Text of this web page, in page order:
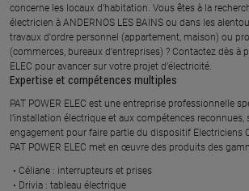
concerne les locaux d’habitation. Vous êtes à la
électricien à ANDERNOS LES BAINS ou dans les
travaux d'ordre personnel (appartement, maison) ou
(commerces, bureaux d'entreprises) ? Contactez dès à
ELEC pour avancer sur votre projet d’électricité.
Expertise et compétences multiples​
​PAT POWER ELEC est une entreprise professionnelle
l’installation électrique et aux compétences reconnues,
engagement pour faire partie du dispositif Electriciens
PAT POWER ELEC met en œuvre des produits des
Céliane : interrupteurs et prises ​
Drivia : tableau électrique ​